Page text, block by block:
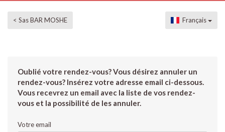
< Sas BAR MOSHE Français
Oublié votre rendez-vous? Vous désirez annuler un
rendez-vous? Insérez votre adresse email ci-dessous.
Vous recevrez un email avec la liste de vos rendez-
vous et la possibilité de les annuler.
Votre email